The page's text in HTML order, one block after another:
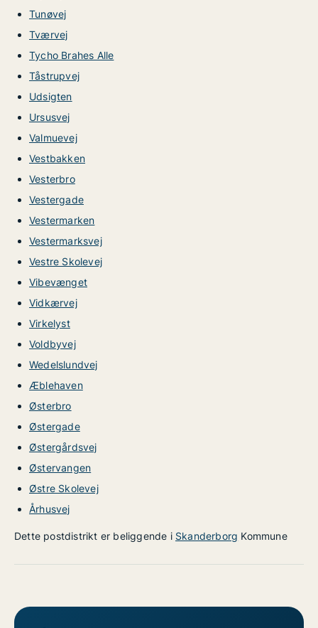
Tunøvej
Tværvej
Tycho Brahes Alle
Tåstrupvej
Udsigten
Ursusvej
Valmuevej
Vestbakken
Vesterbro
Vestergade
Vestermarken
Vestermarksvej
Vestre Skolevej
Vibevænget
Vidkærvej
Virkelyst
Voldbyvej
Wedelslundvej
Æblehaven
Østerbro
Østergade
Østergårdsvej
Østervangen
Østre Skolevej
Århusvej
Dette postdistrikt er beliggende i Skanderborg Kommune